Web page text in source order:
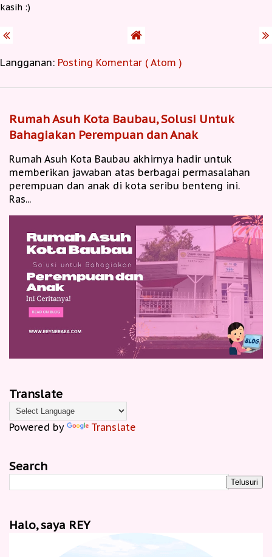
kasih :)
Langganan: Posting Komentar ( Atom )
Rumah Asuh Kota Baubau, Solusi Untuk
Bahagiakan Perempuan dan Anak
Rumah Asuh Kota Baubau akhirnya hadir untuk
memberikan jawaban atas berbagai permasalahan
perempuan dan anak di kota seribu benteng ini.
Ras...
Translate
Powered by Translate
Search
Halo, saya REY